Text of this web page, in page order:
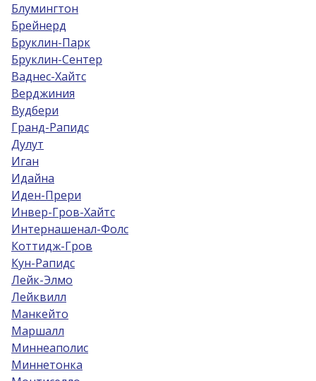
Блумингтон
Брейнерд
Бруклин-Парк
Бруклин-Сентер
Ваднес-Хайтс
Верджиния
Вудбери
Гранд-Рапидс
Дулут
Иган
Идайна
Иден-Прери
Инвер-Гров-Хайтс
Интернашенал-Фолс
Коттидж-Гров
Кун-Рапидс
Лейк-Элмо
Лейквилл
Манкейто
Маршалл
Миннеаполис
Миннетонка